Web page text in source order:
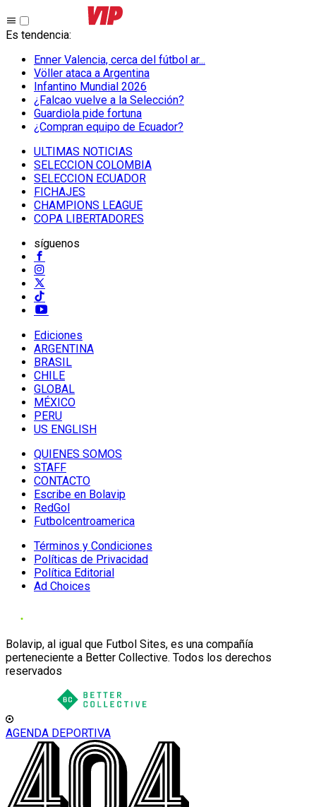
Es tendencia:
Enner Valencia, cerca del fútbol ar...
Völler ataca a Argentina
Infantino Mundial 2026
¿Falcao vuelve a la Selección?
Guardiola pide fortuna
¿Compran equipo de Ecuador?
ULTIMAS NOTICIAS
SELECCION COLOMBIA
SELECCION ECUADOR
FICHAJES
CHAMPIONS LEAGUE
COPA LIBERTADORES
síguenos
Ediciones
ARGENTINA
BRASIL
CHILE
GLOBAL
MÉXICO
PERU
US ENGLISH
QUIENES SOMOS
STAFF
CONTACTO
Escribe en Bolavip
RedGol
Futbolcentroamerica
Términos y Condiciones
Políticas de Privacidad
Política Editorial
Ad Choices
Bolavip, al igual que Futbol Sites, es una compañía
perteneciente a Better Collective. Todos los derechos
reservados
AGENDA DEPORTIVA